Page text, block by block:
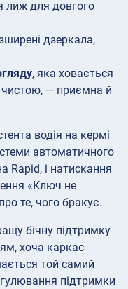
лиж для довгого
дзеркала,
, яка ховається
— приємна й
водія на кермі
автоматичного
Rapid, і натискання
«Ключ не
те, чого бракує.
бічну підтримку
хоча каркас
той самий
підтримки